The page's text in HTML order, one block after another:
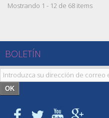
Mostrando 1 - 12 de 68 items
BOLETÍN
OK